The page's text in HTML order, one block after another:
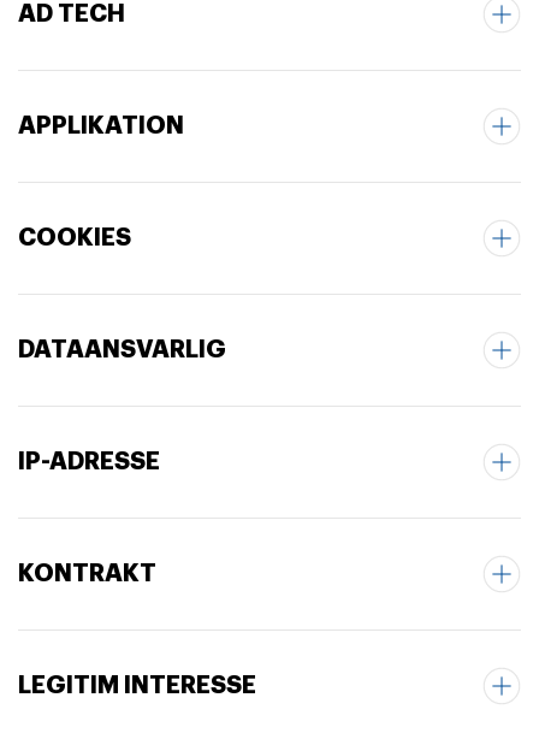
AD TECH
APPLIKATION
COOKIES
DATAANSVARLIG
IP-ADRESSE
KONTRAKT
LEGITIM INTERESSE